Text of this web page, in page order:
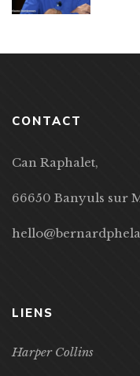
CONTACT
Can Raphalet,
66650 Banyuls sur
LIENS
Harper Collins